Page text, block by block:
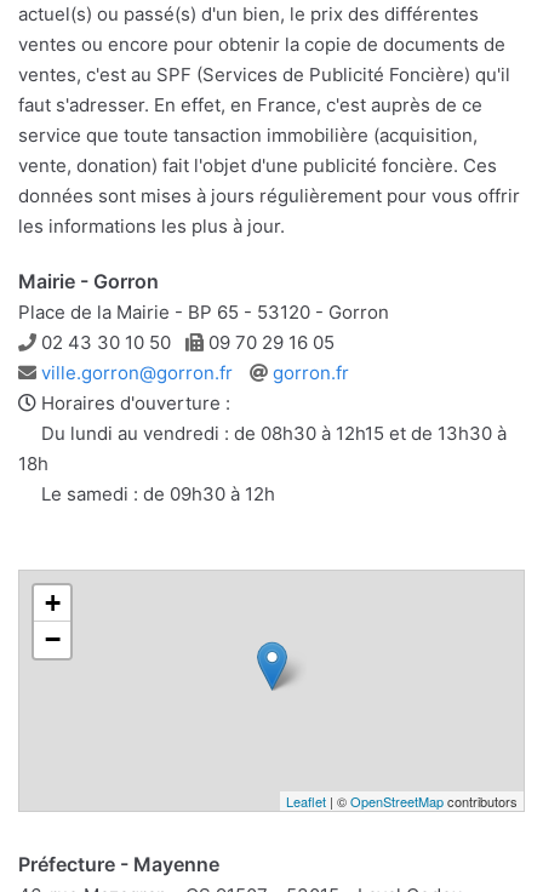
actuel(s) ou passé(s) d'un bien, le prix des différentes
ventes ou encore pour obtenir la copie de documents de
ventes, c'est au SPF (Services de Publicité Foncière) qu'il
faut s'adresser. En effet, en France, c'est auprès de ce
service que toute tansaction immobilière (acquisition,
vente, donation) fait l'objet d'une publicité foncière. Ces
données sont mises à jours régulièrement pour vous offrir
les informations les plus à jour.
Mairie - Gorron
Place de la Mairie - BP 65 - 53120 - Gorron
Téléphone
02 43 30 10 50 Télécopie
09 70 29 16 05
Adresse
e-
mail
ville.gorron@gorron.fr
Site
gorron.fr
Horaires d'ouverture :
Du lundi au vendredi : de 08h30 à 12h15 et de 13h30 à
18h
Le samedi : de 09h30 à 12h
+
−
Leaflet | ©OpenStreetMapcontributors
Préfecture - Mayenne